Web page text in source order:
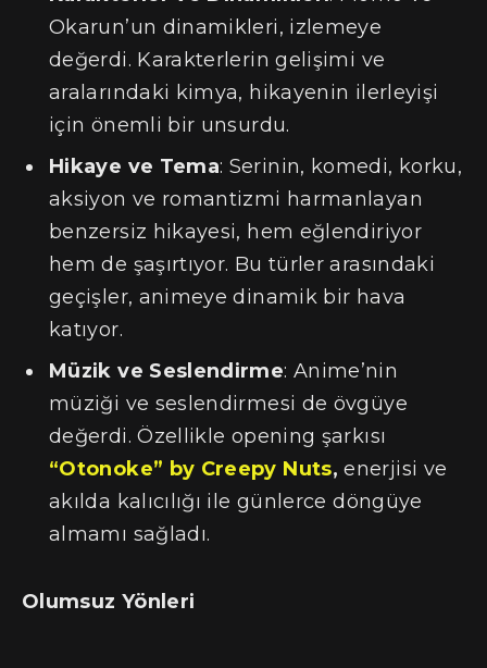
Okarun’un dinamikleri, izlemeye
değerdi. Karakterlerin gelişimi ve
aralarındaki kimya, hikayenin ilerleyişi
için önemli bir unsurdu.
Hikaye ve Tema: Serinin, komedi, korku,
aksiyon ve romantizmi harmanlayan
benzersiz hikayesi, hem eğlendiriyor
hem de şaşırtıyor. Bu türler arasındaki
geçişler, animeye dinamik bir hava
katıyor.
Müzik ve Seslendirme: Anime’nin
müziği ve seslendirmesi de övgüye
değerdi. Özellikle opening şarkısı
“Otonoke” by Creepy Nuts, enerjisi ve
akılda kalıcılığı ile günlerce döngüye
almamı sağladı.
Olumsuz Yönleri